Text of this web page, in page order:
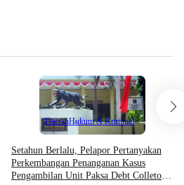
DaerahHukum & Kriminal
Setahun Berlalu, Pelapor Pertanyakan
Perkembangan Penanganan Kasus
Pengambilan Unit Paksa Debt Colletor